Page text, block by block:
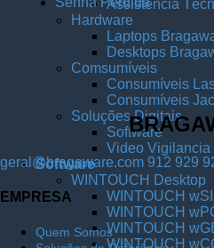
Assistência
Hardware
Laptops
Desktops
Comsumíveis
Consumíveis
Consumíveis
Soluções Digitais
Software
Video Vigilancia
Software
WINTOUCH Desktop
WINTOUCH
WINTOUCH
WINTOUCH
WINTOUCH
geral@bragaware.com 912 929
EMPRESA
Quem Somos